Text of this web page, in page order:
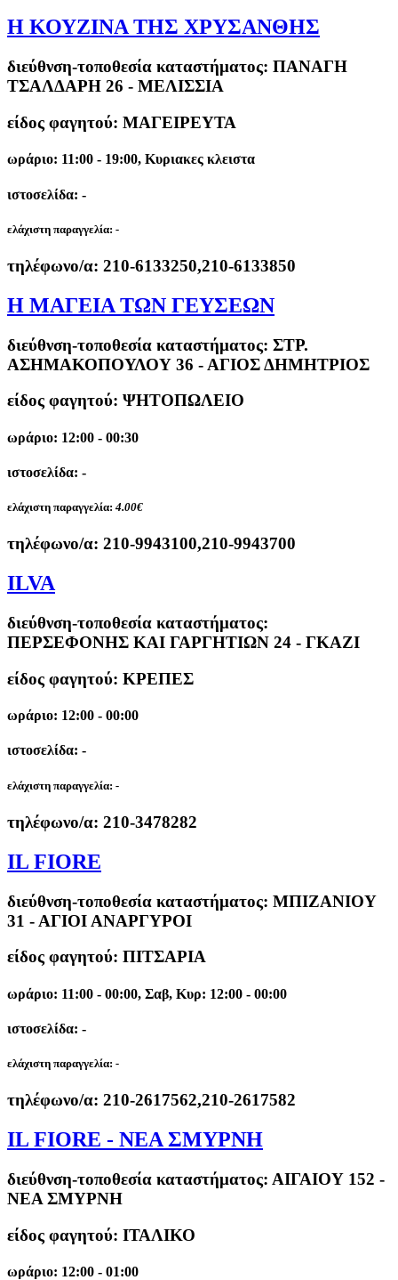
Η ΚΟΥΖΙΝΑ ΤΗΣ ΧΡΥΣΑΝΘΗΣ
διεύθνση-τοποθεσία καταστήματος: ΠΑΝΑΓΗ
ΤΣΑΛΔΑΡΗ 26 - ΜΕΛΙΣΣΙΑ
είδος φαγητού: ΜΑΓΕΙΡΕΥΤΑ
ωράριο: 11:00 - 19:00, Κυριακες κλειστα
ιστοσελίδα: -
ελάχιστη παραγγελία: -
τηλέφωνο/α: 210-6133250,210-6133850
Η ΜΑΓΕΙΑ ΤΩΝ ΓΕΥΣΕΩΝ
διεύθνση-τοποθεσία καταστήματος: ΣΤΡ.
ΑΣΗΜΑΚΟΠΟΥΛΟΥ 36 - ΑΓΙΟΣ ΔΗΜΗΤΡΙΟΣ
είδος φαγητού: ΨΗΤΟΠΩΛΕΙΟ
ωράριο: 12:00 - 00:30
ιστοσελίδα: -
ελάχιστη παραγγελία: 4.00€
τηλέφωνο/α: 210-9943100,210-9943700
ILVA
διεύθνση-τοποθεσία καταστήματος:
ΠΕΡΣΕΦΟΝΗΣ ΚΑΙ ΓΑΡΓΗΤΙΩΝ 24 - ΓΚΑΖΙ
είδος φαγητού: ΚΡΕΠΕΣ
ωράριο: 12:00 - 00:00
ιστοσελίδα: -
ελάχιστη παραγγελία: -
τηλέφωνο/α: 210-3478282
IL FIORE
διεύθνση-τοποθεσία καταστήματος: ΜΠΙΖΑΝΙΟΥ
31 - ΑΓΙΟΙ ΑΝΑΡΓΥΡΟΙ
είδος φαγητού: ΠΙΤΣΑΡΙΑ
ωράριο: 11:00 - 00:00, Σαβ, Κυρ: 12:00 - 00:00
ιστοσελίδα: -
ελάχιστη παραγγελία: -
τηλέφωνο/α: 210-2617562,210-2617582
IL FIORE - ΝΕΑ ΣΜΥΡΝΗ
διεύθνση-τοποθεσία καταστήματος: ΑΙΓΑΙΟΥ 152 -
ΝΕΑ ΣΜΥΡΝΗ
είδος φαγητού: ΙΤΑΛΙΚΟ
ωράριο: 12:00 - 01:00